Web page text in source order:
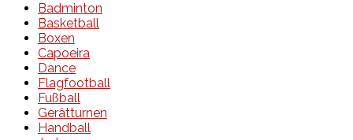
Badminton
Basketball
Boxen
Capoeira
Dance
Flagfootball
Fußball
Gerätturnen
Handball